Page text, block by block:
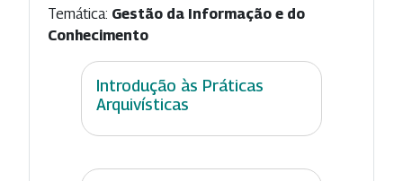
Temática: Gestão da Informação e do
Conhecimento
Introdução às Práticas
Arquivísticas